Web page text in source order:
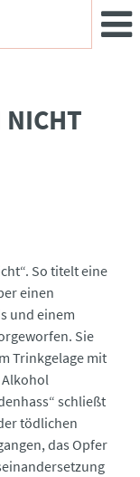
NICHT
So titelt eine
einen
und einem
Sie
Trinkgelage mit
schließt
tödlichen
das Opfer